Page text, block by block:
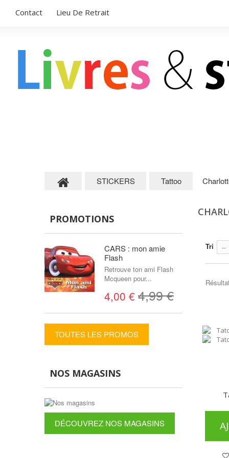
Contact Lieu De Retrait
STICKERS Tattoo
Tri --
PROMOTIONS
CARS : mon amie
Flash
Retrouve ton ami Flash
Mcqueen pour...
4,00 € 4,99 €
TOUTES LES PROMOS
NOS MAGASINS
DÉCOUVREZ NOS MAGASINS